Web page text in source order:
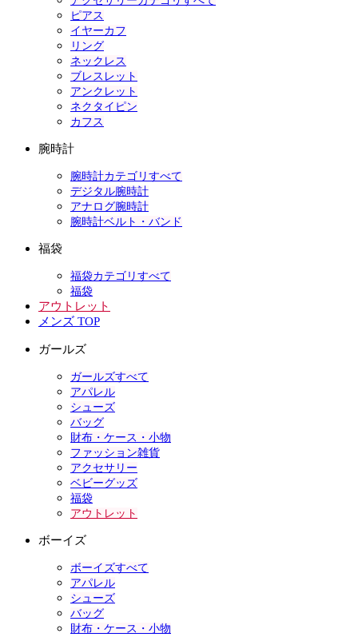
ピアス
イヤーカフ
リング
ネックレス
ブレスレット
アンクレット
ネクタイピン
カフス
腕時計
腕時計カテゴリすべて
デジタル腕時計
アナログ腕時計
腕時計ベルト・バンド
福袋
福袋カテゴリすべて
福袋
アウトレット
メンズ TOP
ガールズ
ガールズすべて
アパレル
シューズ
バッグ
財布・ケース・小物
ファッション雑貨
アクセサリー
ベビーグッズ
福袋
アウトレット
ボーイズ
ボーイズすべて
アパレル
シューズ
バッグ
財布・ケース・小物